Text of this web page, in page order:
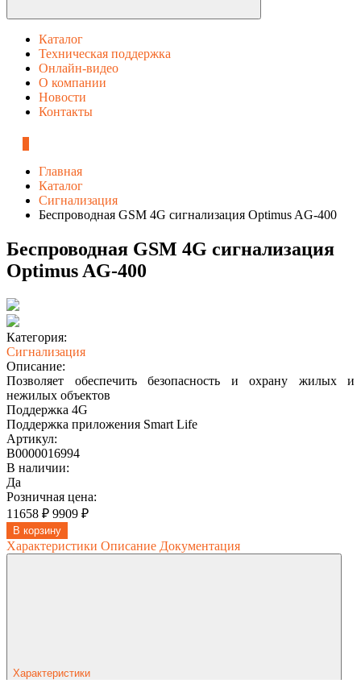
Каталог
Техническая поддержка
Онлайн-видео
О компании
Новости
Контакты
Главная
Каталог
Сигнализация
Беспроводная GSM 4G сигнализация Optimus AG-400
Беспроводная GSM 4G сигнализация
Optimus AG-400
Категория:
Сигнализация
Описание:
Позволяет обеспечить безопасность и охрану жилых и
нежилых объектов
Поддержка 4G
Поддержка приложения Smart Life
Артикул:
В0000016994
В наличии:
Да
Розничная цена:
11658 ₽ 9909 ₽
В корзину
Характеристики Описание Документация
Характеристики